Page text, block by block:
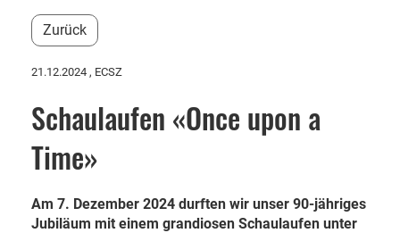
Zurück
21.12.2024 , ECSZ
Schaulaufen «Once upon a
Time»
Am 7. Dezember 2024 durften wir unser 90-jähriges
Jubiläum mit einem grandiosen Schaulaufen unter